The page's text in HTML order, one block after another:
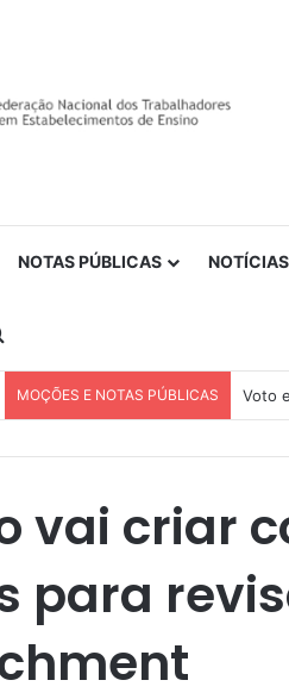
NOTAS PÚBLICAS NOTÍCIAS
MOÇÕES E NOTAS PÚBLICAS Nota
vai criar
para